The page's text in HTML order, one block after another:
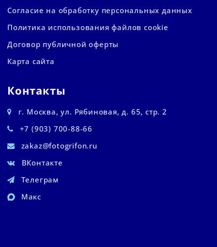
Согласие на обработку персональных данных
Политика использования файлов cookie
Договор публичной оферты
Карта сайта
Контакты
г. Москва, ул. Рябиновая, д. 65, стр. 2
+7 (903) 700-88-66
zakaz@fotogrifon.ru
ВКонтакте
Телеграм
Макс